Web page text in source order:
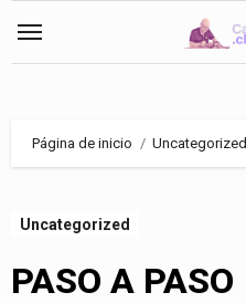
Página de inicio Uncategorized
Uncategorized
PASO A PASO